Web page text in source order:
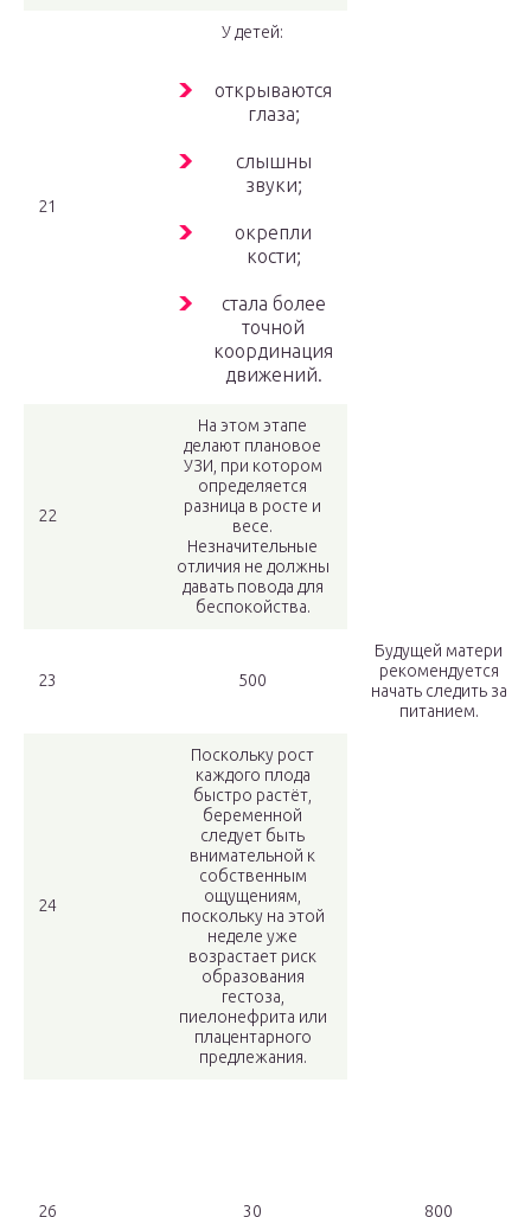
21
У детей:
открываются
глаза;
слышны
звуки;
окрепли
кости;
стала более
точной
координация
движений.
22
На этом этапе
делают плановое
УЗИ, при котором
определяется
разница в росте и
весе.
Незначительные
отличия не должны
давать повода для
беспокойства.
23 500
Будущей матери
рекомендуется
начать следить за
питанием.
24
Поскольку рост
каждого плода
быстро растёт,
беременной
следует быть
внимательной к
собственным
ощущениям,
поскольку на этой
неделе уже
возрастает риск
образования
гестоза,
пиелонефрита или
плацентарного
предлежания.
26 30 800